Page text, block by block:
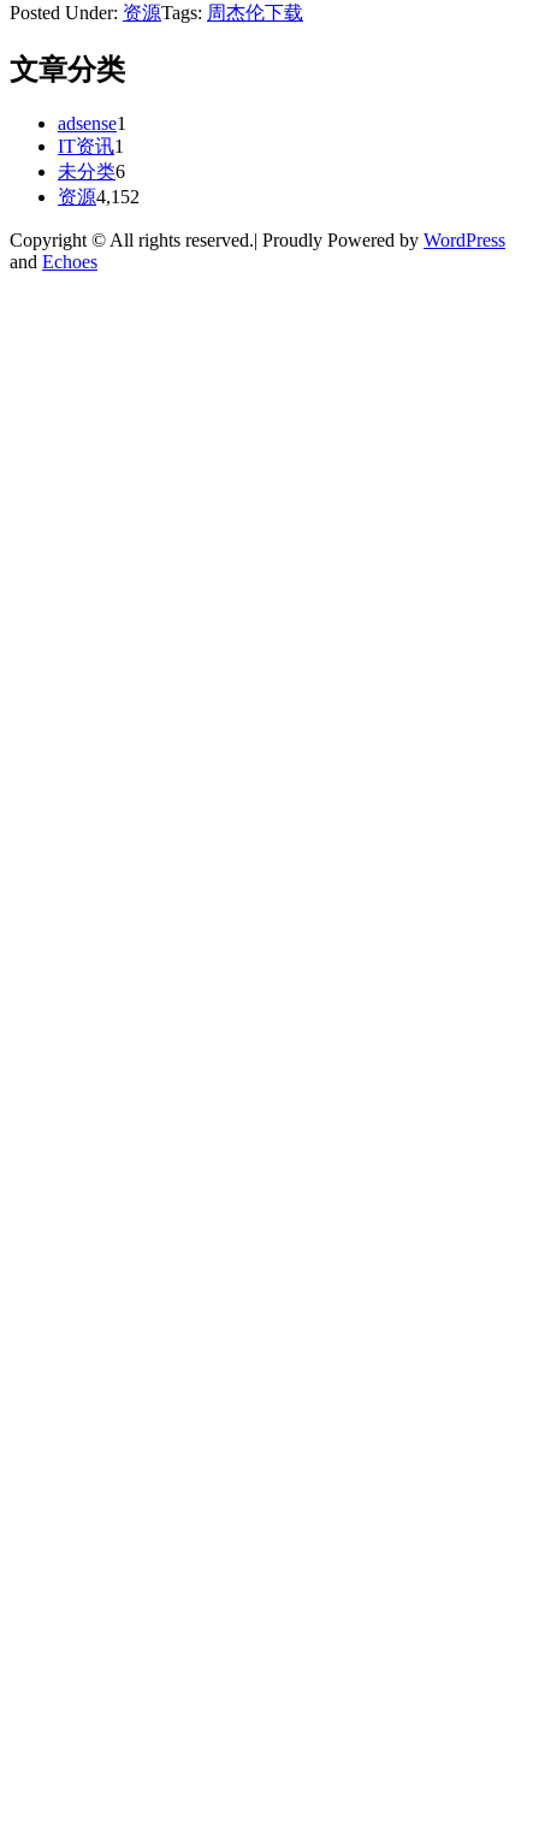
Posted Under: 资源Tags: 周杰伦下载
文章分类
adsense1
IT资讯1
未分类6
资源4,152
Copyright © All rights reserved.| Proudly Powered by WordPress
and Echoes